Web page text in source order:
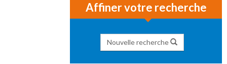
Affiner votre recherche
Nouvelle recherche